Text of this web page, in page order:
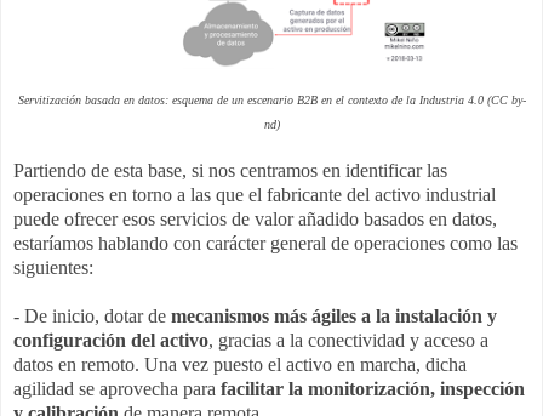
Servitización basada en datos: esquema de un escenario B2B en el contexto de la Industria 4.0 (CC by-
nd)
Partiendo de esta base, si nos centramos en identificar las
operaciones en torno a las que el fabricante del activo industrial
puede ofrecer esos servicios de valor añadido basados en datos,
estaríamos hablando con carácter general de operaciones como las
siguientes:
- De inicio, dotar de mecanismos más ágiles a la instalación y
configuración del activo, gracias a la conectividad y acceso a
datos en remoto. Una vez puesto el activo en marcha, dicha
agilidad se aprovecha para facilitar la monitorización, inspección